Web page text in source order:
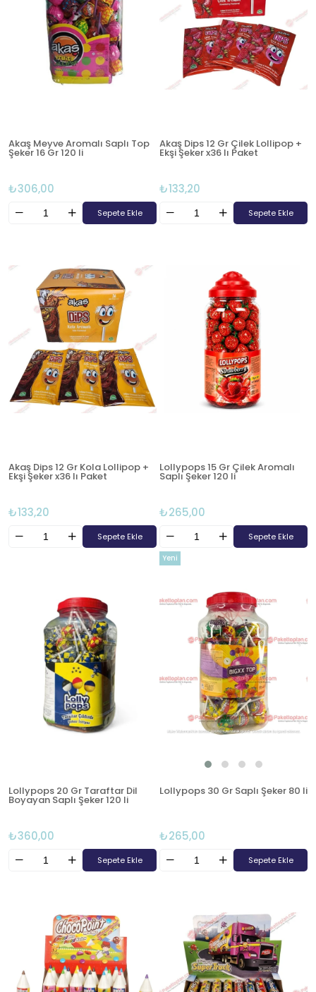
Akaş Meyve Aromalı Saplı Top
Şeker 16 Gr 120 li
₺306,00
Sepete Ekle
Akaş Dips 12 Gr Çilek Lollipop +
Ekşi Şeker x36 lı Paket
₺133,20
Sepete Ekle
Akaş Dips 12 Gr Kola Lollipop +
Ekşi Şeker x36 lı Paket
₺133,20
Sepete Ekle
Lollypops 15 Gr Çilek Aromalı
Saplı Şeker 120 li
₺265,00
Sepete Ekle
Lollypops 20 Gr Taraftar Dil
Boyayan Saplı Şeker 120 li
₺360,00
Sepete Ekle
Lollypops 30 Gr Saplı Şeker 80 li
₺265,00
Yeni
Sepete Ekle